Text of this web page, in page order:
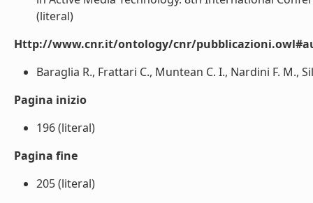
(literal)
Http://www.cnr.it/ontology/cnr/
Baraglia R., Frattari C., Muntean C. I., Nardini F. M.,
Pagina inizio
196 (literal)
Pagina fine
205 (literal)